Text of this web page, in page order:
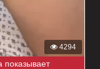
4294
показывает